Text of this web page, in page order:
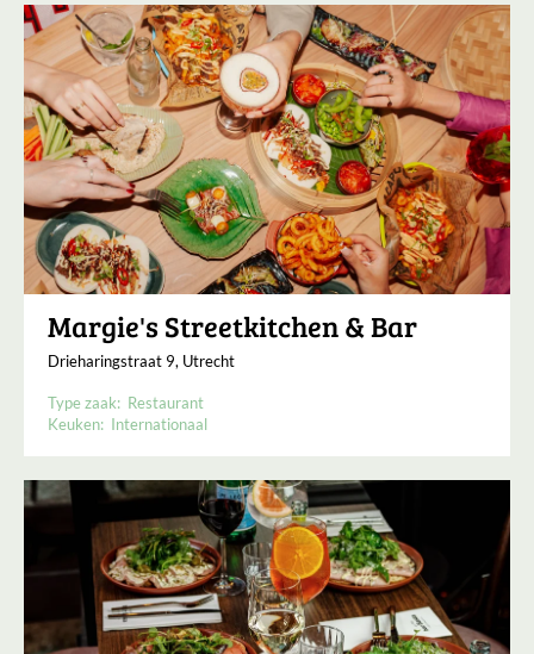
Margie's Streetkitchen & Bar
Drieharingstraat 9, Utrecht
Type zaak: Restaurant
Keuken: Internationaal